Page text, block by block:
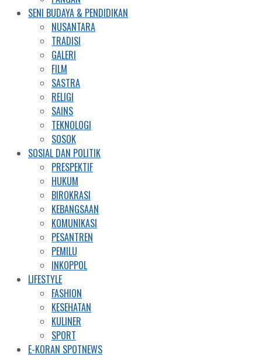
SENI BUDAYA & PENDIDIKAN
NUSANTARA
TRADISI
GALERI
FILM
SASTRA
RELIGI
SAINS
TEKNOLOGI
SOSOK
SOSIAL DAN POLITIK
PRESPEKTIF
HUKUM
BIROKRASI
KEBANGSAAN
KOMUNIKASI
PESANTREN
PEMILU
INKOPPOL
LIFESTYLE
FASHION
KESEHATAN
KULINER
SPORT
E-KORAN SPOTNEWS